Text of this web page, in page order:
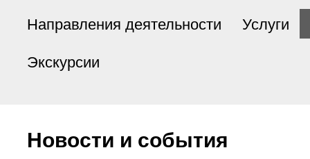
Направления деятельности Услуги
Экскурсии
Новости и события